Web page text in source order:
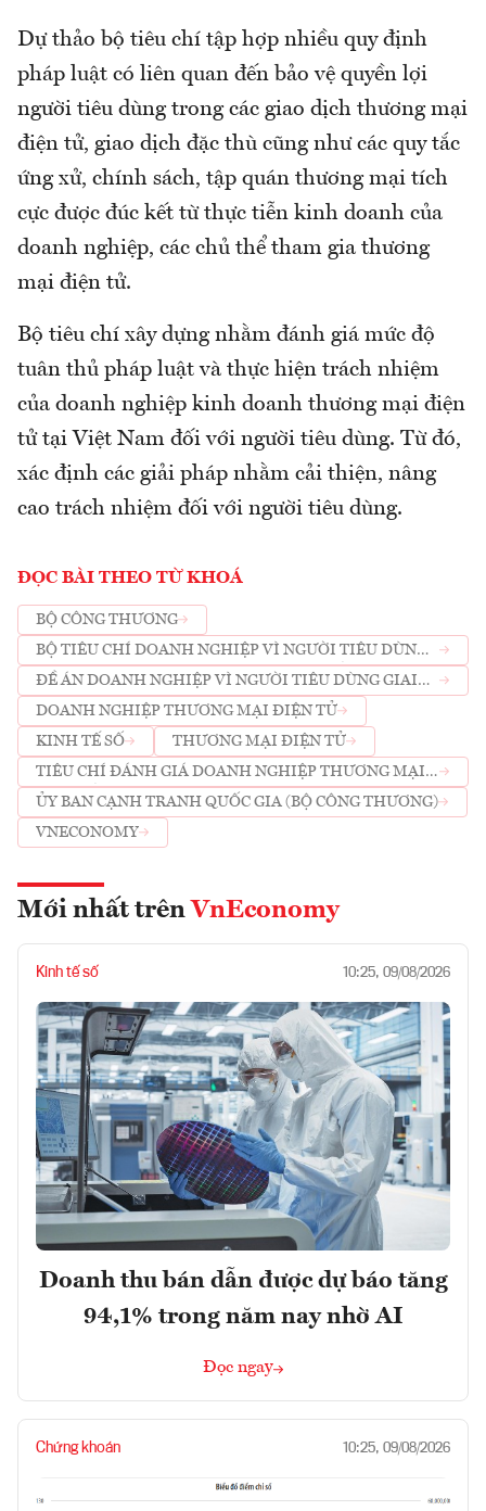
Dự thảo bộ tiêu chí tập hợp nhiều quy định
pháp luật có liên quan đến bảo vệ quyền lợi
người tiêu dùng trong các giao dịch thương mại
điện tử, giao dịch đặc thù cũng như các quy tắc
ứng xử, chính sách, tập quán thương mại tích
cực được đúc kết từ thực tiễn kinh doanh của
doanh nghiệp, các chủ thể tham gia thương
mại điện tử.
Bộ tiêu chí xây dựng nhằm đánh giá mức độ
tuân thủ pháp luật và thực hiện trách nhiệm
của doanh nghiệp kinh doanh thương mại điện
tử tại Việt Nam đối với người tiêu dùng. Từ đó,
xác định các giải pháp nhằm cải thiện, nâng
cao trách nhiệm đối với người tiêu dùng.
ĐỌC BÀI THEO TỪ KHOÁ
BỘ CÔNG THƯƠNG
BỘ TIÊU CHÍ DOANH NGHIỆP VÌ NGƯỜI TIÊU DÙNG
TRONG LĨNH VỰC THƯƠNG MẠI ĐIỆN TỬ
ĐỀ ÁN DOANH NGHIỆP VÌ NGƯỜI TIÊU DÙNG GIAI
ĐOẠN 2021 - 2025
DOANH NGHIỆP THƯƠNG MẠI ĐIỆN TỬ
KINH TẾ SỐ
THƯƠNG MẠI ĐIỆN TỬ
TIÊU CHÍ ĐÁNH GIÁ DOANH NGHIỆP THƯƠNG MẠI
ĐIỆN TỬ
ỦY BAN CẠNH TRANH QUỐC GIA (BỘ CÔNG THƯƠNG)
VNECONOMY
Mới nhất trên VnEconomy
Kinh tế số 10:25, 09/08/2026
Doanh thu bán dẫn được dự báo tăng
94,1% trong năm nay nhờ AI
Đọc ngay
Chứng khoán 10:25, 09/08/2026